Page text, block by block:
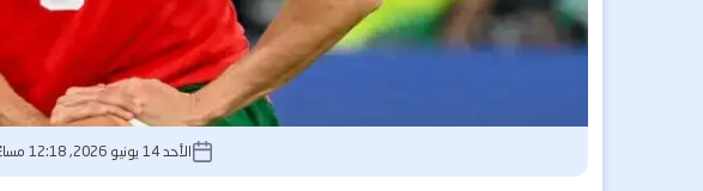
الأحد 14 يونيو 2026, 12:18 مساءً